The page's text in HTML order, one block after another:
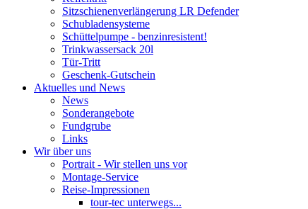
Sitzschienenverlängerung LR Defender
Schubladensysteme
Schüttelpumpe - benzinresistent!
Trinkwassersack 20l
Tür-Tritt
Geschenk-Gutschein
Aktuelles und News
News
Sonderangebote
Fundgrube
Links
Wir über uns
Portrait - Wir stellen uns vor
Montage-Service
Reise-Impressionen
tour-tec unterwegs...